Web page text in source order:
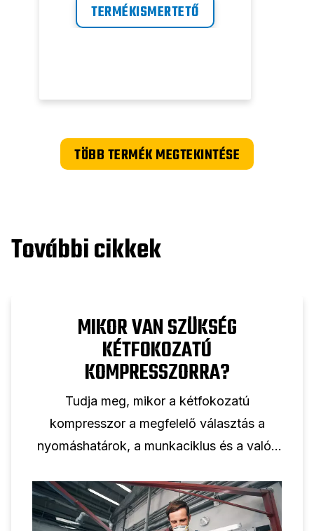
TERMÉKISMERTETŐ
TÖBB TERMÉK MEGTEKINTÉSE
További cikkek
MIKOR VAN SZÜKSÉG
KÉTFOKOZATÚ
KOMPRESSZORRA?
Tudja meg, mikor a kétfokozatú
kompresszor a megfelelő választás a
nyomáshatárok, a munkaciklus és a valós